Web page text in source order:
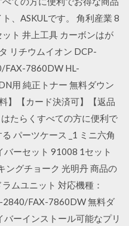
、ASKULです。 角利産業 8
ト 井上工具 カーボンはが
リチウムイオン DCP-
7860DW HL-
用 純正トナー 無料ダウン
】【カード決済可】【返品
たらくすべての方に便利で
パーツケース _1 ミニ六角
バーセット 91008 1セット
ングチョーク 光明丹 商品の
ムユニット 対応機種：
FAX-7860DW 無料ダ
ーインストール可能なプリ